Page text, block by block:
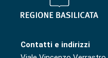
Contatti e indirizzi